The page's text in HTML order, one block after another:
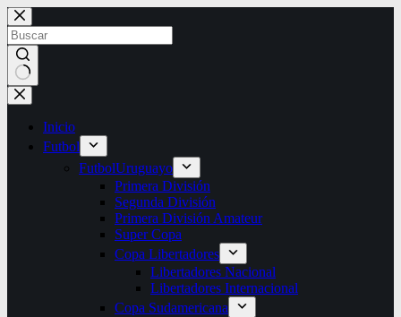
Saltar
al
contenido
Sin
resultados
Inicio
Futbol
FutbolUruguayo
Primera División
Segunda División
Primera División Amateur
Super Copa
Copa Libertadores
Libertadores Nacional
Libertadores Internacional
Copa Sudamericana